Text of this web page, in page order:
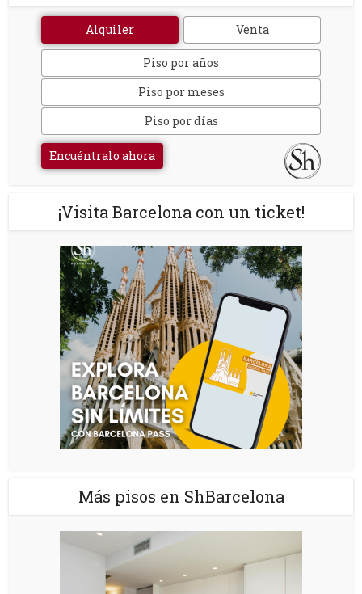
Alquiler Venta
Piso por años
Piso por meses
Piso por días
Encuéntralo ahora
¡Visita Barcelona con un ticket!
Más pisos en ShBarcelona